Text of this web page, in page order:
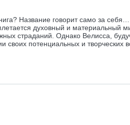
Название говорит само за
духовный и материальный
страданий. Однако Велисса,
своих потенциальных и творческих